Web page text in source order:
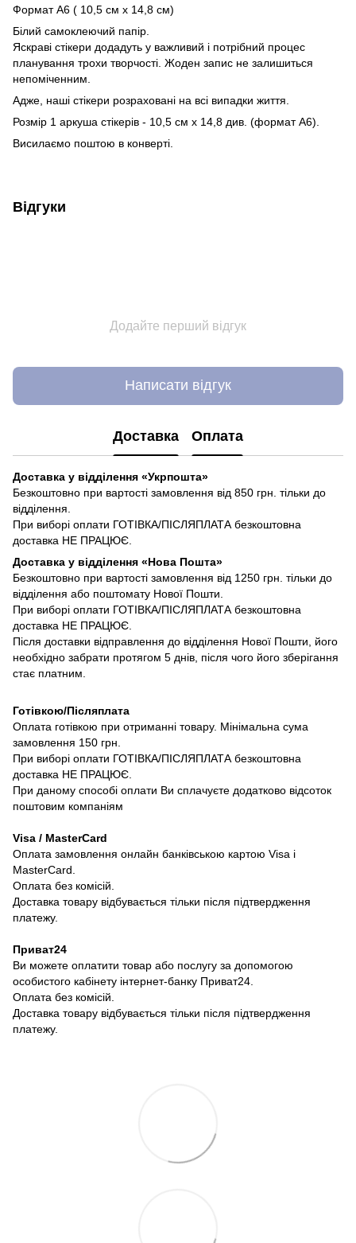
Формат А6 ( 10,5 см х 14,8 см)
Білий самоклеючий папір.
Яскраві стікери додадуть у важливий і потрібний процес
планування трохи творчості. Жоден запис не залишиться
непоміченним.
Адже, наші стікери розраховані на всі випадки життя.
Розмір 1 аркуша стікерів - 10,5 см х 14,8 див. (формат А6).
Висилаємо поштою в конверті.
Відгуки
Додайте перший відгук
Написати відгук
Доставка Оплата
Доставка у відділення «Укрпошта»
Безкоштовно при вартості замовлення від 850 грн. тільки до
відділення.
При виборі оплати ГОТІВКА/ПІСЛЯПЛАТА безкоштовна
доставка НЕ ПРАЦЮЄ.
Доставка у відділення «Нова Пошта»
Безкоштовно при вартості замовлення від 1250 грн. тільки до
відділення або поштомату Нової Пошти.
При виборі оплати ГОТІВКА/ПІСЛЯПЛАТА безкоштовна
доставка НЕ ПРАЦЮЄ.
Після доставки відправлення до відділення Нової Пошти, його
необхідно забрати протягом 5 днів, після чого його зберігання
стає платним.
Готівкою/Післяплата
Оплата готівкою при отриманні товару. Мінімальна сума
замовлення 150 грн.
При виборі оплати ГОТІВКА/ПІСЛЯПЛАТА безкоштовна
доставка НЕ ПРАЦЮЄ.
При даному способі оплати Ви сплачуєте додатково відсоток
поштовим компаніям
Visa / MasterCard
Оплата замовлення онлайн банківською картою Visa і
MasterCard.
Оплата без комісій.
Доставка товару відбувається тільки після підтвердження
платежу.
Приват24
Ви можете оплатити товар або послугу за допомогою
особистого кабінету інтернет-банку Приват24.
Оплата без комісій.
Доставка товару відбувається тільки після підтвердження
платежу.